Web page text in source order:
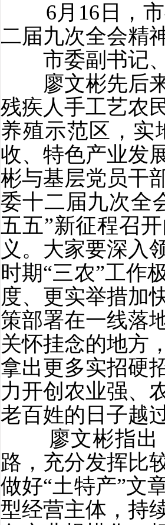
6月16日，市
二届九次全会精
市委副书记、
廖文彬先后来
残疾人手工艺农
养殖示范区，实
收、特色产业发
彬与基层党员干
委十二届九次全
五五”新征程召
义。大家要深入
时期“三农”工作
度、更实举措加
策部署在一线落
关怀挂念的地方
拿出更多实招硬
力开创农业强、
老百姓的日子越
廖文彬指出，
路，充分发挥比
做好“土特产”文
型经营主体，持